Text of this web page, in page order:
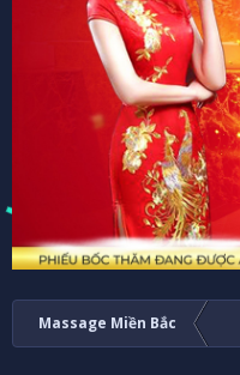
Massage Miền Bắc